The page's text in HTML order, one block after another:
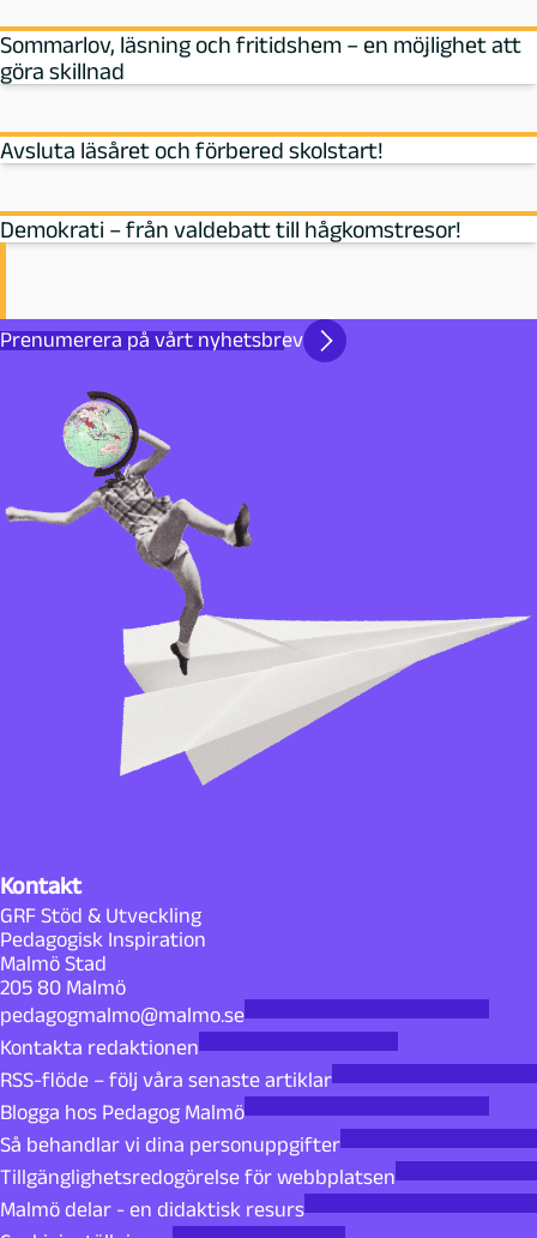
Sommarlov, läsning och fritidshem – en möjlighet att
göra skillnad
Avsluta läsåret och förbered skolstart!
Demokrati – från valdebatt till hågkomstresor!
Prenumerera på vårt nyhetsbrev
Kontakt
GRF Stöd & Utveckling
Pedagogisk Inspiration
Malmö Stad
205 80 Malmö
pedagogmalmo@malmo.se
Kontakta redaktionen
RSS-flöde – följ våra senaste artiklar
Blogga hos Pedagog Malmö
Så behandlar vi dina personuppgifter
Tillgänglighetsredogörelse för webbplatsen
Malmö delar - en didaktisk resurs